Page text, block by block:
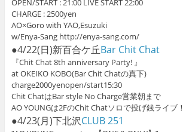
OPEN/START : 21:00 LIVE START 22:00
CHARGE : 2500yen
AO×Goro with YAO,Esuzuki
w/Enya-Sang http://enya-sang.com/
●4/22(日)新百合ケ丘Bar Chit Chat
『Chit Chat 8th anniversary Party! 』
at OKEIKO KOBO(Bar Chit Chatの真下)
charge2000yenopen/start15:30
Chit ChatはBar style No Charge営業朝まで
AO YOUNGは2FのChit Chatソロで投げ銭ライブ！
●4/23(月)下北沢CLUB 251